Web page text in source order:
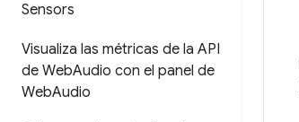
Sensors
Visualiza las métricas de la API
de WebAudio con el panel de
WebAudio